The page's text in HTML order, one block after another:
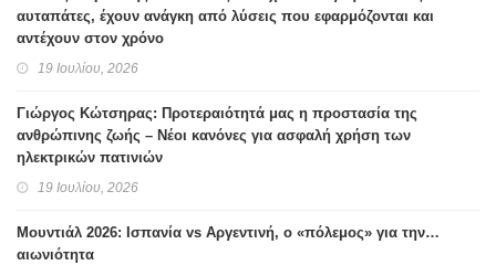
αυταπάτες, έχουν ανάγκη από λύσεις που εφαρμόζονται και
αντέχουν στον χρόνο
19 Ιουλίου, 2026
Γιώργος Κώτσηρας: Προτεραιότητά μας η προστασία της
ανθρώπινης ζωής – Νέοι κανόνες για ασφαλή χρήση των
ηλεκτρικών πατινιών
19 Ιουλίου, 2026
Μουντιάλ 2026: Ισπανία vs Αργεντινή, ο «πόλεμος» για την…
αιωνιότητα